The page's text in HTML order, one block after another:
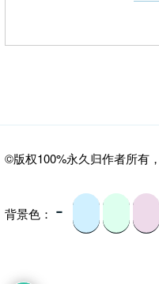
©版权100%永久归作者所有，
背景色： -